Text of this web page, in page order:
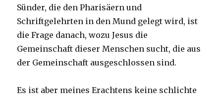
Sünder, die den Pharisäern und
Schriftgelehrten in den Mund gelegt wird, ist
die Frage danach, wozu Jesus die
Gemeinschaft dieser Menschen sucht, die aus
der Gemeinschaft ausgeschlossen sind.
Es ist aber meines Erachtens keine schlichte